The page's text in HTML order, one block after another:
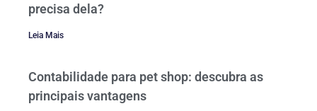
precisa dela?
Leia Mais
Contabilidade para pet shop: descubra as
principais vantagens